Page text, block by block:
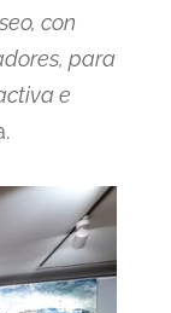
con
para
e